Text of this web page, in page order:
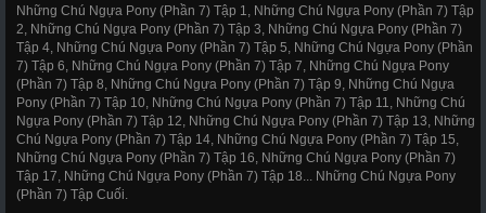
Những Chú Ngựa Pony (Phần 7) Tập 1, Những Chú Ngựa Pony (Phần 7) Tập
2, Những Chú Ngựa Pony (Phần 7) Tập 3, Những Chú Ngựa Pony (Phần 7)
Tập 4, Những Chú Ngựa Pony (Phần 7) Tập 5, Những Chú Ngựa Pony (Phần
7) Tập 6, Những Chú Ngựa Pony (Phần 7) Tập 7, Những Chú Ngựa Pony
(Phần 7) Tập 8, Những Chú Ngựa Pony (Phần 7) Tập 9, Những Chú Ngựa
Pony (Phần 7) Tập 10, Những Chú Ngựa Pony (Phần 7) Tập 11, Những Chú
Ngựa Pony (Phần 7) Tập 12, Những Chú Ngựa Pony (Phần 7) Tập 13, Những
Chú Ngựa Pony (Phần 7) Tập 14, Những Chú Ngựa Pony (Phần 7) Tập 15,
Những Chú Ngựa Pony (Phần 7) Tập 16, Những Chú Ngựa Pony (Phần 7)
Tập 17, Những Chú Ngựa Pony (Phần 7) Tập 18... Những Chú Ngựa Pony
(Phần 7) Tập Cuối.